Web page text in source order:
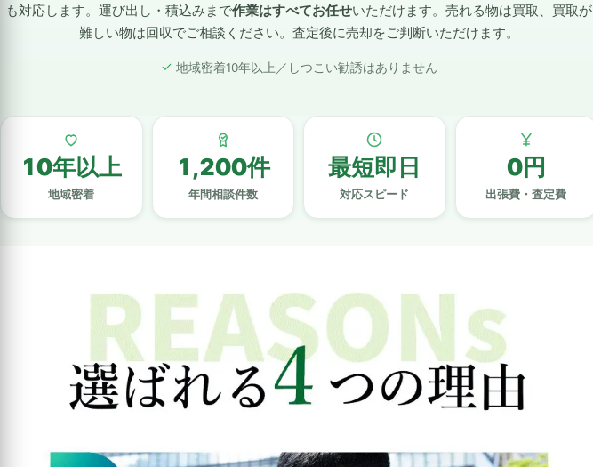
も対応します。運び出し・積込みまで作業はすべてお任せいただけます。売れる物は買取、買取が
難しい物は回収でご相談ください。査定後に売却をご判断いただけます。
地域密着10年以上／しつこい勧誘はありません
10年以上
地域密着
1,200件
年間相談件数
最短即日
対応スピード
0円
出張費・査定費